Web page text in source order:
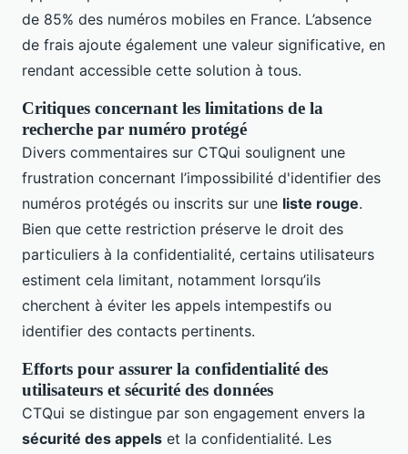
de 85% des numéros mobiles en France. L’absence
de frais ajoute également une valeur significative, en
rendant accessible cette solution à tous.
Critiques concernant les limitations de la
recherche par numéro protégé
Divers commentaires sur CTQui soulignent une
frustration concernant l’impossibilité d'identifier des
numéros protégés ou inscrits sur une liste rouge.
Bien que cette restriction préserve le droit des
particuliers à la confidentialité, certains utilisateurs
estiment cela limitant, notamment lorsqu’ils
cherchent à éviter les appels intempestifs ou
identifier des contacts pertinents.
Efforts pour assurer la confidentialité des
utilisateurs et sécurité des données
CTQui se distingue par son engagement envers la
sécurité des appels et la confidentialité. Les